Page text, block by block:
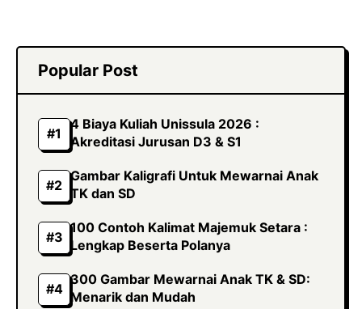
Popular Post
4 Biaya Kuliah Unissula 2026 :
Akreditasi Jurusan D3 & S1
Gambar Kaligrafi Untuk Mewarnai Anak
TK dan SD
100 Contoh Kalimat Majemuk Setara :
Lengkap Beserta Polanya
300 Gambar Mewarnai Anak TK & SD:
Menarik dan Mudah